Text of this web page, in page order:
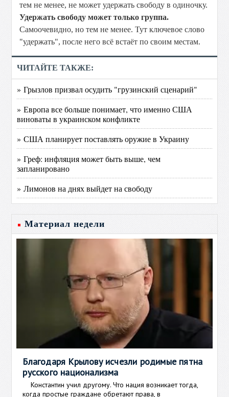
тем не менее, не может удержать свободу в одиночку.
Удержать свободу может только группа.
Самоочевидно, но тем не менее. Тут ключевое слово
"удержать", после него всё встаёт по своим местам.
ЧИТАЙТЕ ТАКЖЕ:
» Грызлов призвал осудить "грузинский сценарий"
» Европа все больше понимает, что именно США
виноваты в украинском конфликте
» США планирует поставлять оружие в Украину
» Греф: инфляция может быть выше, чем
запланировано
» Лимонов на днях выйдет на свободу
Материал недели
Благодаря Крылову исчезли родимые пятна
русского национализма
Константин учил другому. Что нация возникает тогда,
когда простые граждане обретают права, в